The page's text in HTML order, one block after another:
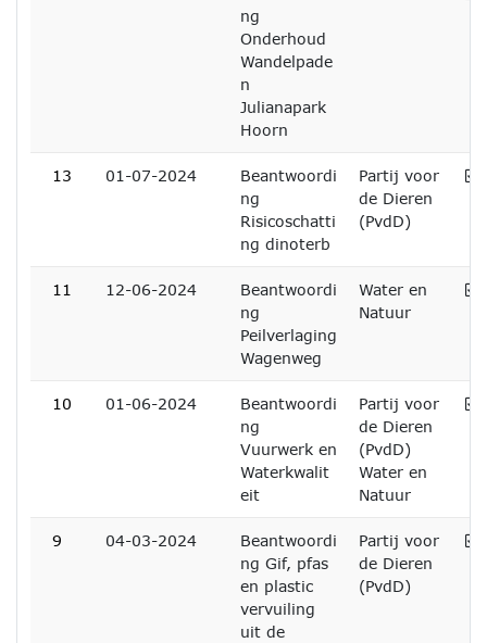
ng
Onderhoud
Wandelpade
n
Julianapark
Hoorn
13 01-07-2024
Beantwoordi
ng
Risicoschatti
ng dinoterb
Partij voor
de Dieren
(PvdD)
11 12-06-2024
Beantwoordi
ng
Peilverlaging
Wagenweg
Water en
Natuur
10 01-06-2024
Beantwoordi
ng
Vuurwerk en
Waterkwalit
eit
Partij voor
de Dieren
(PvdD)
Water en
Natuur
9 04-03-2024
Beantwoordi
ng Gif, pfas
en plastic
vervuiling
uit de
Partij voor
de Dieren
(PvdD)